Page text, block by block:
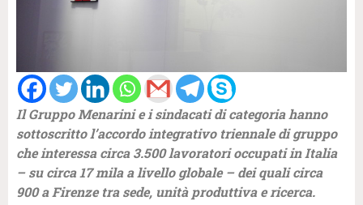
Il Gruppo Menarini e i sindacati di categoria hanno
sottoscritto l’accordo integrativo triennale di gruppo
che interessa circa 3.500 lavoratori occupati in Italia
– su circa 17 mila a livello globale – dei quali circa
900 a Firenze tra sede, unità produttiva e ricerca.